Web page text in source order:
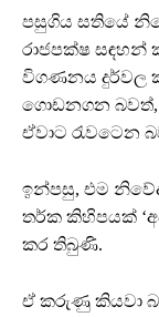
පසුගිය සතියේ
රාජපක්ෂ සඳහන්
විගණනය දුර්වල
ගොඩනගන බවත්,
ඒවාට රැවටෙන
ඉන්පසු, එම
තර්ක කිහිපයක්
කර තිබුණි.
ඒ කරුණු කියවා